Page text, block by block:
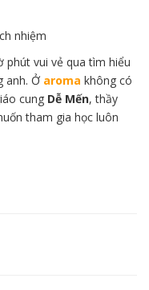
nhiệm
phút vui vẻ qua tìm hiểu
anh. Ở aroma không có
cung Dễ Mến, thầy
tham gia học luôn